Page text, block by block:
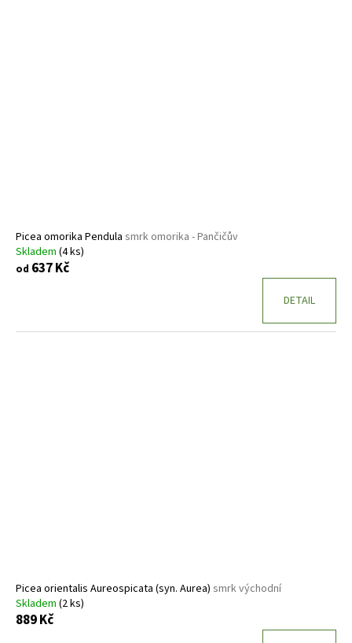
Picea omorika Pendula smrk omorika - Pančičův
Skladem (4 ks)
od 637 Kč
DETAIL
Picea orientalis Aureospicata (syn. Aurea) smrk východní
Skladem (2 ks)
889 Kč